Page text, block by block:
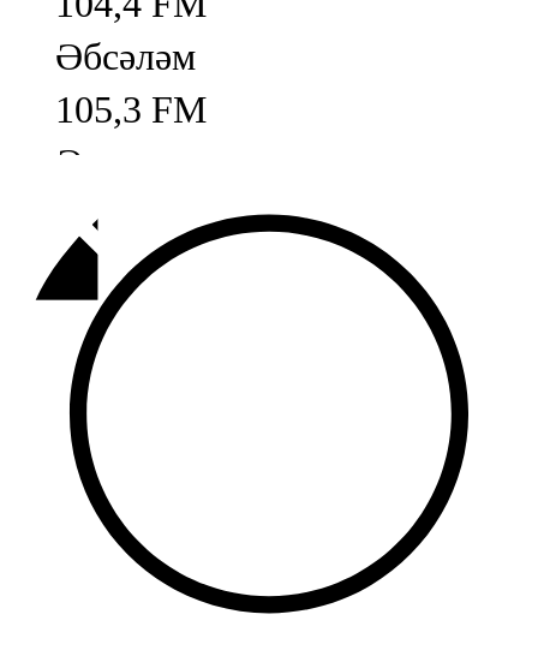
Әбсәләм
105,3 FM
Әлмәт
92,9 FM
Базарлы матак
107,1 FM
Балык бистәсе
104,9 FM
Баулы
107,5 FM
Биләр